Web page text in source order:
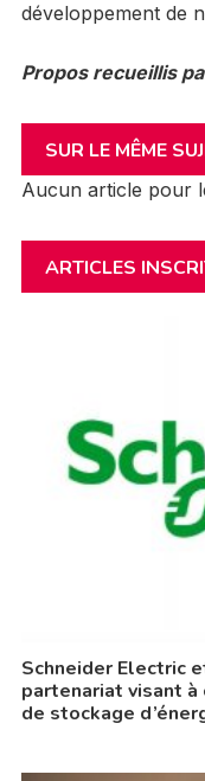
développement de
Propos recueillis
SUR LE MÊME
Aucun article pour
ARTICLES
Schneider Electric
partenariat visant
de stockage